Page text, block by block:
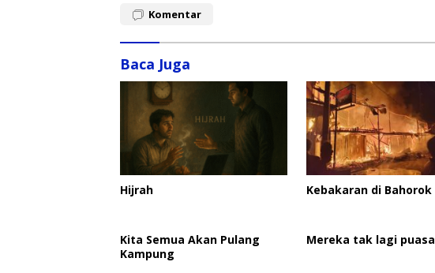
Komentar
Baca Juga
Hijrah Kebakaran di Bahorok
Kita Semua Akan Pulang
Kampung
Mereka tak lagi puasa